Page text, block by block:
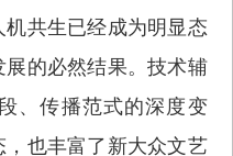
共生已经成为明显态
的必然结果。技术辅
、传播范式的深度变
也丰富了新大众文艺